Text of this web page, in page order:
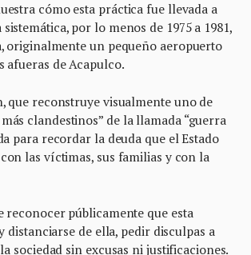
cómo esta práctica fue llevada a
por lo menos de 1975 a 1981,
originalmente un pequeño aeropuerto
afueras de Acapulco.
que reconstruye visualmente uno de
clandestinos” de la llamada “guerra
para recordar la deuda que el Estado
las víctimas, sus familias y con la
reconocer públicamente que esta
distanciarse de ella, pedir disculpas a
sociedad sin excusas ni justificaciones.